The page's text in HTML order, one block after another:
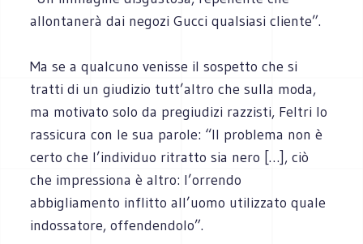
allontanerà dai negozi Gucci qualsiasi cliente”.
Ma se a qualcuno venisse il sospetto che si
tratti di un giudizio tutt’altro che sulla moda,
ma motivato solo da pregiudizi razzisti, Feltri lo
rassicura con le sua parole: “Il problema non è
certo che l’individuo ritratto sia nero […], ciò
che impressiona è altro: l’orrendo
abbigliamento inflitto all’uomo utilizzato quale
indossatore, offendendolo”.